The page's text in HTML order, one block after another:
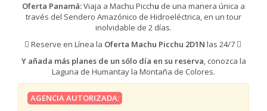
Oferta Panamá:Viaja a Machu Picchu de una manera única a
través del Sendero Amazónico de Hidroeléctrica, en un tour
inolvidable de 2 días.
Reserve en Línea la Oferta Machu Picchu 2D1N las 24/7
Y añada más planes de un sólo día en su reserva, conozca la
Laguna de Humantay la Montaña de Colores.
AGENCIA AUTORIZADA: